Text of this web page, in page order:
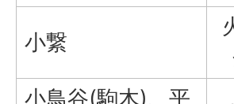
小繋
小鳥谷(駒木)、平